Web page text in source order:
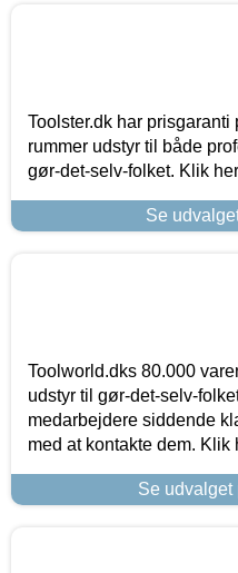
Toolster.dk har
rummer udstyr til både
gør-det-selv-folket. Klik
Se
Toolworld.dks 80.000
udstyr til gør-det-selv-
medarbejdere siddende
med at kontakte dem. Klik
Se udvalget